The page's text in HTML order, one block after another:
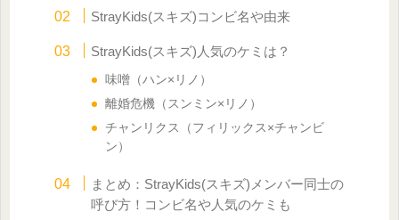
StrayKids(スキズ)コンビ名や由来
StrayKids(スキズ)人気のケミは？
味噌（ハン×リノ）
離婚危機（スンミン×リノ）
チャンリクス（フィリックス×チャンビ
ン）
まとめ：StrayKids(スキズ)メンバー同士の
呼び方！コンビ名や人気のケミも